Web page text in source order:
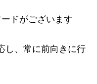
ドがございます
し、常に前向きに行